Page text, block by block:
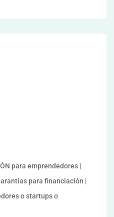
para emprendedores |
para financiación |
o startups o